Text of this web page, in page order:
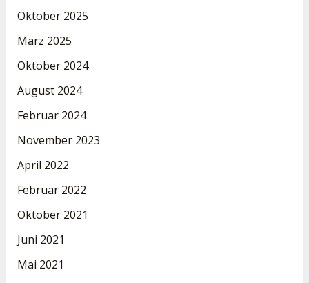
Oktober 2025
März 2025
Oktober 2024
August 2024
Februar 2024
November 2023
April 2022
Februar 2022
Oktober 2021
Juni 2021
Mai 2021